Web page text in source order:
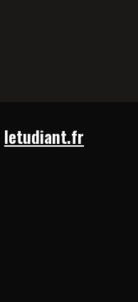
letudiant.fr